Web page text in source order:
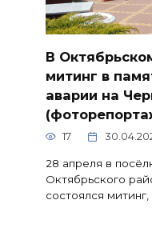
В
митинг в
аварии на
17
28 апреля в
Октябрьского
состоялся